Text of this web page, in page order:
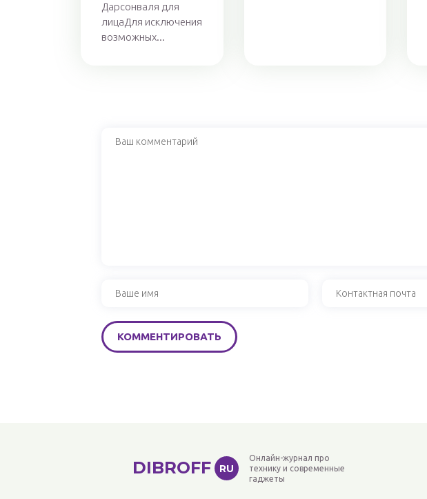
Дарсонваля для
лицаДля исключения
возможных...
DIBROFF RU
Онлайн-журнал про
технику и современные
гаджеты